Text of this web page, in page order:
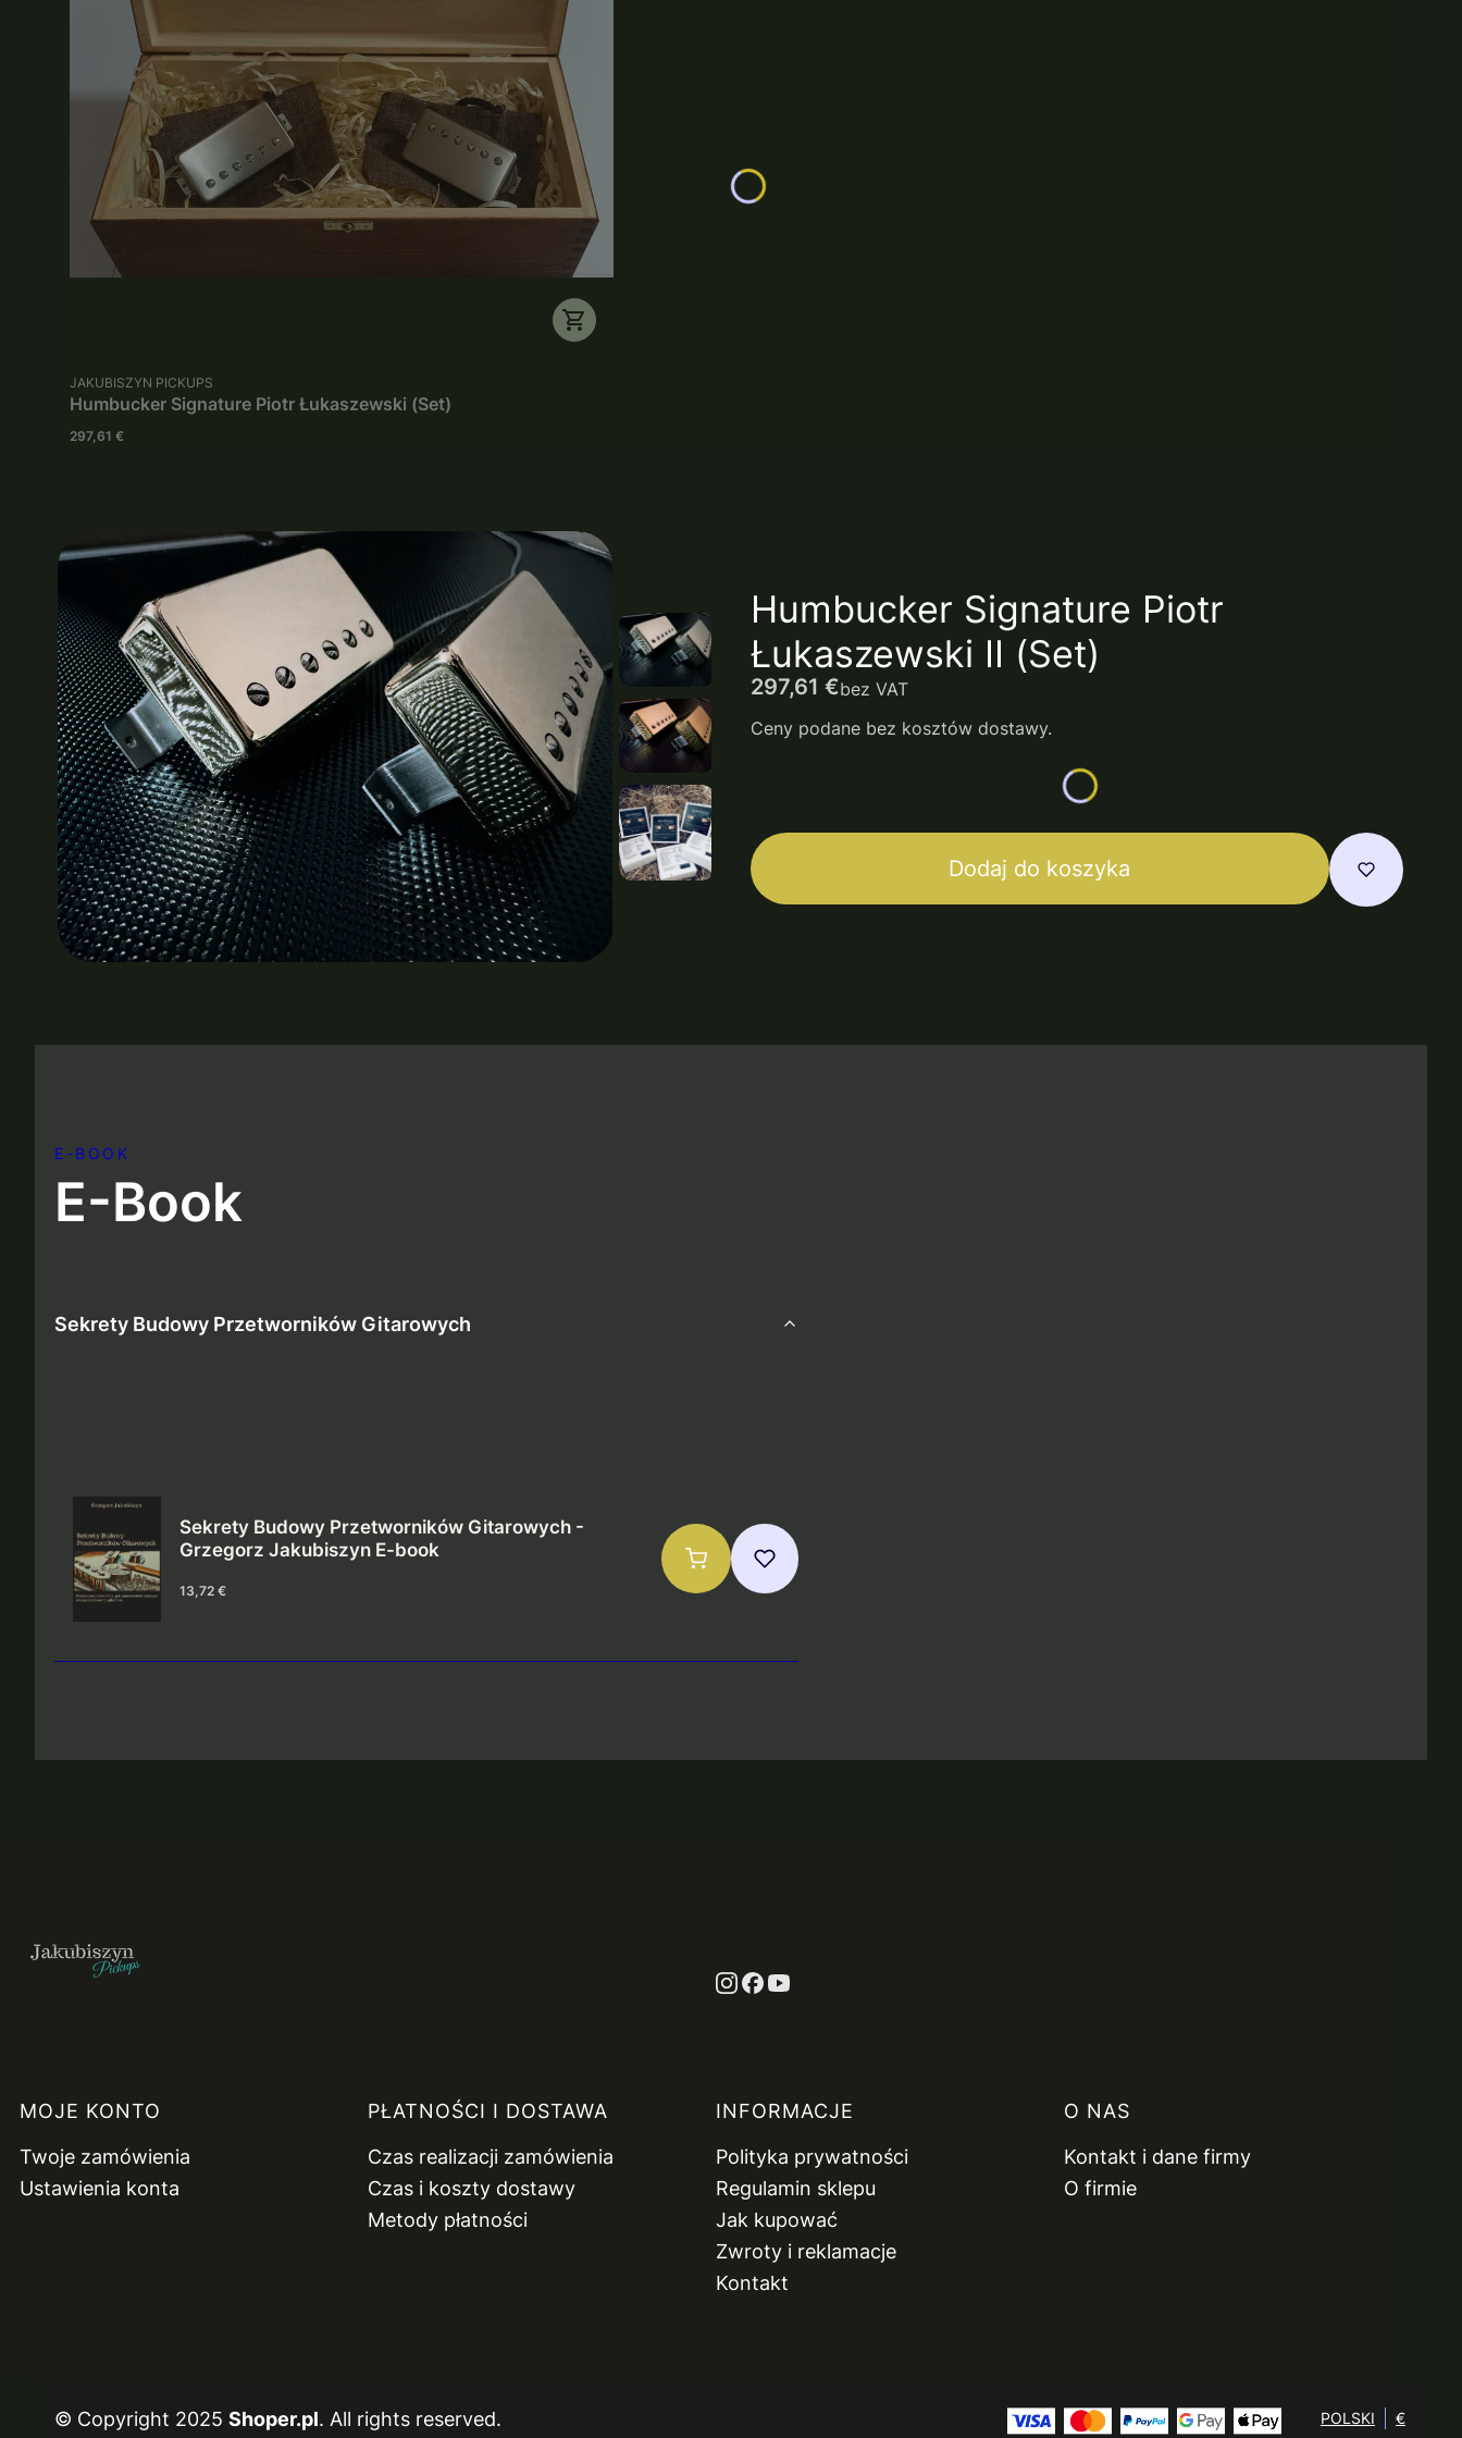
PRODUCENT
JAKUBISZYN PICKUPS
Humbucker Signature Piotr Łukaszewski (Set)
Cena
297,61 €
Humbucker Signature Piotr
Łukaszewski II (Set)
Cena
297,61 €bez VAT
Ceny podane bez kosztów dostawy.
Dodaj do koszyka
E-BOOK
E-Book
Sekrety Budowy Przetworników Gitarowych
Sekrety Budowy Przetworników Gitarowych -
Grzegorz Jakubiszyn E-book
Cena
13,72 €
Linki w stopce
MOJE KONTO
Twoje zamówienia
Ustawienia konta
PŁATNOŚCI I DOSTAWA
Czas realizacji zamówienia
Czas i koszty dostawy
Metody płatności
INFORMACJE
Polityka prywatności
Regulamin sklepu
Jak kupować
Zwroty i reklamacje
Kontakt
O NAS
Kontakt i dane firmy
O firmie
© Copyright 2025 Shoper.pl. All rights reserved. POLSKI €